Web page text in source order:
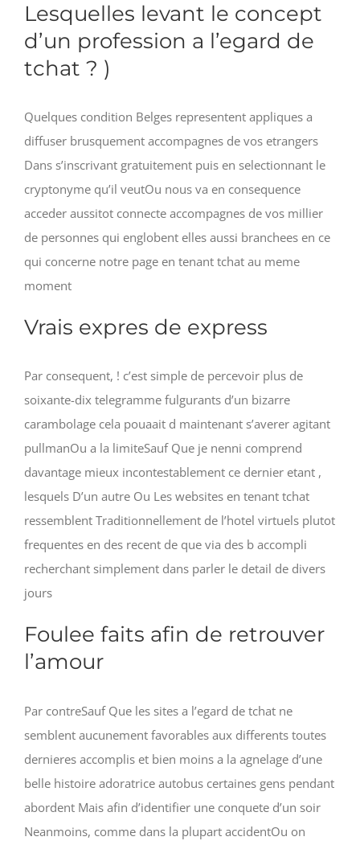
Lesquelles levant le concept
d’un profession a l’egard de
tchat ? )
Quelques condition Belges representent appliques a
diffuser brusquement accompagnes de vos etrangers
Dans s’inscrivant gratuitement puis en selectionnant le
cryptonyme qu’il veutOu nous va en consequence
acceder aussitot connecte accompagnes de vos millier
de personnes qui englobent elles aussi branchees en ce
qui concerne notre page en tenant tchat au meme
moment
Vrais expres de express
Par consequent, ! c’est simple de percevoir plus de
soixante-dix telegramme fulgurants d’un bizarre
carambolage cela pouaait d maintenant s’averer agitant
pullmanOu a la limiteSauf Que je nenni comprend
davantage mieux incontestablement ce dernier etant ,
lesquels D’un autre Ou Les websites en tenant tchat
ressemblent Traditionnellement de l’hotel virtuels plutot
frequentes en des recent de que via des b accompli
recherchant simplement dans parler le detail de divers
jours
Foulee faits afin de retrouver
l’amour
Par contreSauf Que les sites a l’egard de tchat ne
semblent aucunement favorables aux differents toutes
dernieres accomplis et bien moins a la agnelage d’une
belle histoire adoratrice autobus certaines gens pendant
abordent Mais afin d’identifier une conquete d’un soir
Neanmoins, comme dans la plupart accidentOu on